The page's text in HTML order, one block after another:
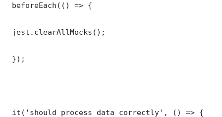
beforeEach(() => {
jest.clearAllMocks();
});
it('should process data correctly', () => {